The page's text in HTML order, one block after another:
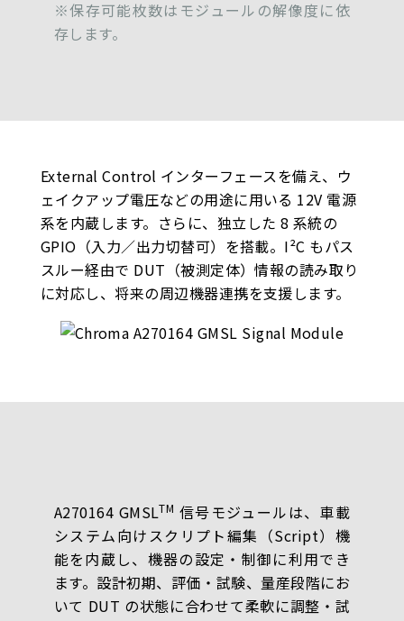
※保存可能枚数はモジュールの解像度に依
存します。
External Control インターフェースを備え、ウ
ェイクアップ電圧などの用途に用いる 12V 電源
系を内蔵します。さらに、独立した 8 系統の
GPIO（入力／出力切替可）を搭載。I²C もパス
スルー経由で DUT（被測定体）情報の読み取り
に対応し、将来の周辺機器連携を支援します。
A270164 GMSLTM 信号モジュールは、車載
システム向けスクリプト編集（Script）機
能を内蔵し、機器の設定・制御に利用でき
ます。設計初期、評価・試験、量産段階にお
いて DUT の状態に合わせて柔軟に調整・試